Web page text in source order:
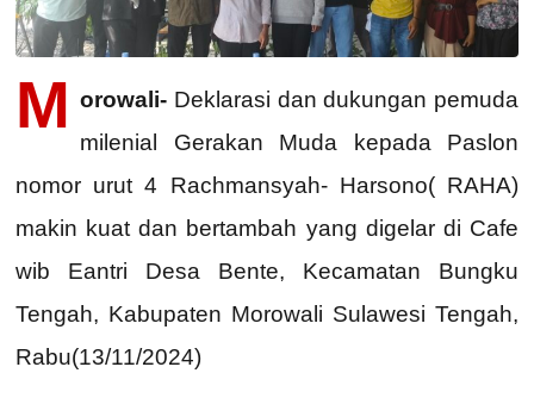
M orowali- Deklarasi dan dukungan pemuda
milenial Gerakan Muda kepada Paslon
nomor urut 4 Rachmansyah- Harsono( RAHA)
makin kuat dan bertambah yang digelar di Cafe
wib Eantri Desa Bente, Kecamatan Bungku
Tengah, Kabupaten Morowali Sulawesi Tengah,
Rabu(13/11/2024)